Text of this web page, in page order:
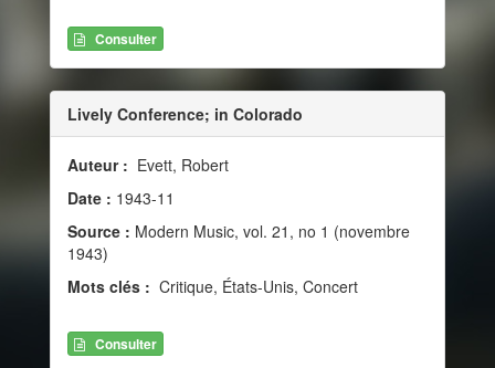
Consulter
Lively Conference; in Colorado
Auteur : Evett, Robert
Date : 1943-11
Source : Modern Music, vol. 21, no 1 (novembre
1943)
Mots clés : Critique, États-Unis, Concert
Consulter